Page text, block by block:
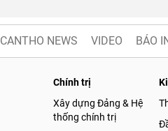
CANTHO NEWS VIDEO BÁO
Chính trị
Xây dựng Đảng & Hệ
thống chính trị